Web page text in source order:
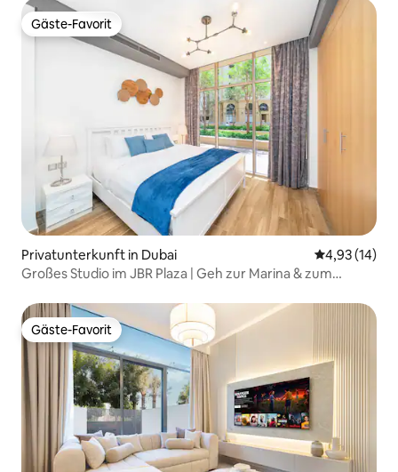
Gäste-Favorit
Gäste-Favorit
Privatunterkunft in Dubai
4,93 (14)
Großes Studio im JBR Plaza | Geh zur Marina & zum
Gäste-Favorit
Gäste-Favorit